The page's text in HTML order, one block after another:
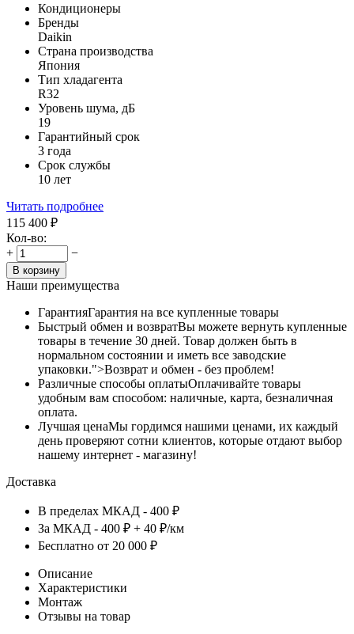
Кондиционеры
Бренды
Daikin
Страна производства
Япония
Тип хладагента
R32
Уровень шума, дБ
19
Гарантийный срок
3 года
Срок службы
10 лет
Читать подробнее
115 400 ₽
Кол-во:
+
−
В корзину
Наши преимущества
ГарантияГарантия на все купленные товары
Быстрый обмен и возвратВы можете вернуть купленные
товары в течение 30 дней. Товар должен быть в
нормальном состоянии и иметь все заводские
упаковки.">Возврат и обмен - без проблем!
Различные способы оплатыОплачивайте товары
удобным вам способом: наличные, карта, безналичная
оплата.
Лучшая ценаМы гордимся нашими ценами, их каждый
день проверяют сотни клиентов, которые отдают выбор
нашему интернет - магазину!
Доставка
В пределах МКАД - 400 ₽
За МКАД - 400 ₽ + 40 ₽/км
Бесплатно от 20 000 ₽
Описание
Характеристики
Монтаж
Отзывы на товар